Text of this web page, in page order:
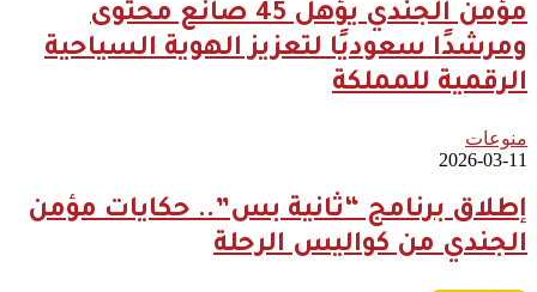
مؤمن الجندي يؤهل 45 صانع محتوى
ومرشدًا سعوديًا لتعزيز الهوية السياحية
الرقمية للمملكة
منوعات
2026-03-11
إطلاق برنامج “ثانية بس”.. حكايات مؤمن
الجندي من كواليس الرحلة